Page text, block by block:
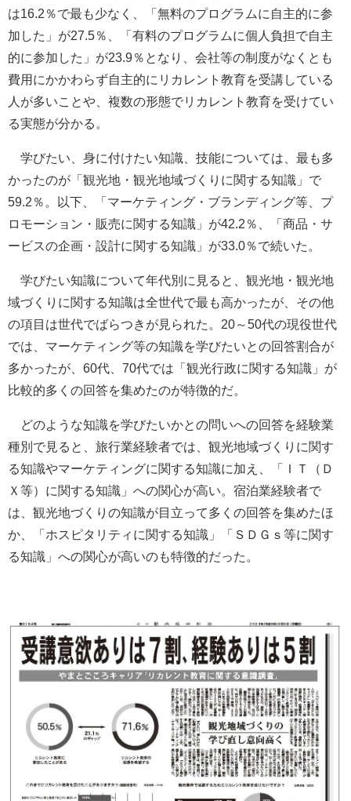
は16.2％で最も少なく、「無料のプログラムに自主的に参
加した」が27.5％、「有料のプログラムに個人負担で自主
的に参加した」が23.9％となり、会社等の制度がなくとも
費用にかかわらず自主的にリカレント教育を受講している
人が多いことや、複数の形態でリカレント教育を受けてい
る実態が分かる。
学びたい、身に付けたい知識、技能については、最も多
かったのが「観光地・観光地域づくりに関する知識」で
59.2％。以下、「マーケティング・ブランディング等、プ
ロモーション・販売に関する知識」が42.2％、「商品・サ
ービスの企画・設計に関する知識」が33.0％で続いた。
学びたい知識について年代別に見ると、観光地・観光地
域づくりに関する知識は全世代で最も高かったが、その他
の項目は世代でばらつきが見られた。20～50代の現役世代
では、マーケティング等の知識を学びたいとの回答割合が
多かったが、60代、70代では「観光行政に関する知識」が
比較的多くの回答を集めたのが特徴的だ。
どのような知識を学びたいかとの問いへの回答を経験業
種別で見ると、旅行業経験者では、観光地域づくりに関す
る知識やマーケティングに関する知識に加え、「ＩＴ（Ｄ
Ｘ等）に関する知識」への関心が高い。宿泊業経験者で
は、観光地づくりの知識が目立って多くの回答を集めたほ
か、「ホスピタリティに関する知識」「ＳＤＧｓ等に関す
る知識」への関心が高いのも特徴的だった。